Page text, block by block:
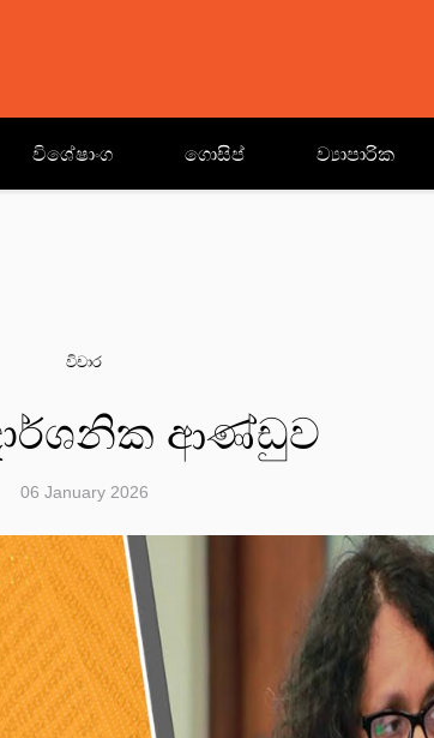
විශේෂාංග ගොසිප් ව්‍යාපාරික
විචාර
ආණ්ඩුව
06 January 2026